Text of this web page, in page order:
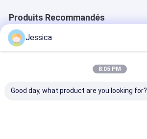
Produits Recommandés
Jessica
8:05 PM
Good day, what product are you looking for?